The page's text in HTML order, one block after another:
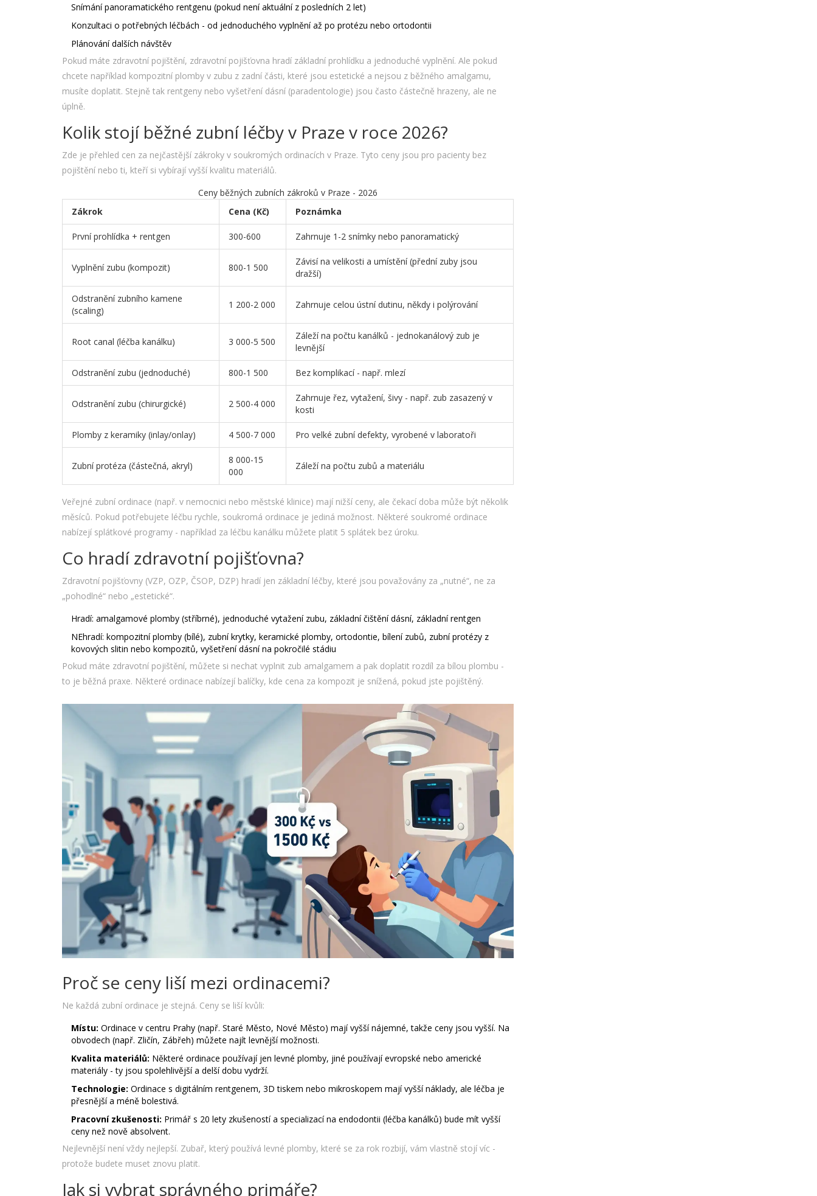
Snímání panoramatického rentgenu (pokud není aktuální z posledních 2 let)
Konzultaci o potřebných léčbách - od jednoduchého vyplnění až po protézu nebo ortodontii
Plánování dalších návštěv
Pokud máte zdravotní pojištění, zdravotní pojišťovna hradí základní prohlídku a jednoduché vyplnění. Ale pokud
chcete například kompozitní plomby v zubu z zadní části, které jsou estetické a nejsou z běžného amalgamu,
musíte doplatit. Stejně tak rentgeny nebo vyšetření dásní (paradentologie) jsou často částečně hrazeny, ale ne
úplně.
Kolik stojí běžné zubní léčby v Praze v roce 2026?
Zde je přehled cen za nejčastější zákroky v soukromých ordinacích v Praze. Tyto ceny jsou pro pacienty bez
pojištění nebo ti, kteří si vybírají vyšší kvalitu materiálů.
Ceny běžných zubních zákroků v Praze - 2026
Zákrok
Cena (Kč) Poznámka
První prohlídka + rentgen 300-600 Zahrnuje 1-2 snímky nebo panoramatický
Vyplnění zubu (kompozit) 800-1 500
Závisí na velikosti a umístění (přední zuby jsou
dražší)
Odstranění zubního kamene
(scaling)
1 200-2 000 Zahrnuje celou ústní dutinu, někdy i polýrování
Root canal (léčba kanálku) 3 000-5 500
Záleží na počtu kanálků - jednokanálový zub je
levnější
Odstranění zubu (jednoduché) 800-1 500 Bez komplikací - např. mlezí
Odstranění zubu (chirurgické) 2 500-4 000
Zahrnuje řez, vytažení, šivy - např. zub zasazený v
kosti
Plomby z keramiky (inlay/onlay) 4 500-7 000 Pro velké zubní defekty, vyrobené v laboratoři
Zubní protéza (částečná, akryl)
8 000-15
000
Záleží na počtu zubů a materiálu
Veřejné zubní ordinace (např. v nemocnici nebo městské klinice) mají nižší ceny, ale čekací doba může být několik
měsíců. Pokud potřebujete léčbu rychle, soukromá ordinace je jediná možnost. Některé soukromé ordinace
nabízejí splátkové programy - například za léčbu kanálku můžete platit 5 splátek bez úroku.
Co hradí zdravotní pojišťovna?
Zdravotní pojišťovny (VZP, OZP, ČSOP, DZP) hradí jen základní léčby, které jsou považovány za „nutné“, ne za
„pohodlné“ nebo „estetické“.
Hradí: amalgamové plomby (stříbrné), jednoduché vytažení zubu, základní čištění dásní, základní rentgen
NEhradí: kompozitní plomby (bílé), zubní krytky, keramické plomby, ortodontie, bílení zubů, zubní protézy z
kovových slitin nebo kompozitů, vyšetření dásní na pokročilé stádiu
Pokud máte zdravotní pojištění, můžete si nechat vyplnit zub amalgamem a pak doplatit rozdíl za bílou plombu -
to je běžná praxe. Některé ordinace nabízejí balíčky, kde cena za kompozit je snížená, pokud jste pojištěný.
Proč se ceny liší mezi ordinacemi?
Ne každá zubní ordinace je stejná. Ceny se liší kvůli:
Místu: Ordinace v centru Prahy (např. Staré Město, Nové Město) mají vyšší nájemné, takže ceny jsou vyšší. Na
obvodech (např. Zličín, Zábřeh) můžete najít levnější možnosti.
Kvalita materiálů: Některé ordinace používají jen levné plomby, jiné používají evropské nebo americké
materiály - ty jsou spolehlivější a delší dobu vydrží.
Technologie: Ordinace s digitálním rentgenem, 3D tiskem nebo mikroskopem mají vyšší náklady, ale léčba je
přesnější a méně bolestivá.
Pracovní zkušenosti: Primář s 20 lety zkušeností a specializací na endodontii (léčba kanálků) bude mít vyšší
ceny než nově absolvent.
Nejlevnější není vždy nejlepší. Zubař, který používá levné plomby, které se za rok rozbijí, vám vlastně stojí víc -
protože budete muset znovu platit.
Jak si vybrat správného primáře?